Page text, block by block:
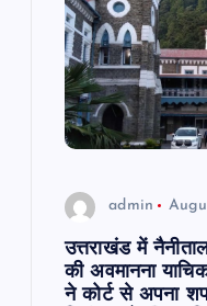
admin
उत्तराखंड में
की अवमानना
ने कोर्ट से अपना